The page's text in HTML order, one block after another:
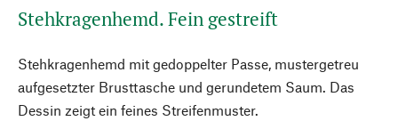
Stehkragenhemd. Fein gestreift
Stehkragenhemd mit gedoppelter Passe, mustergetreu
aufgesetzter Brusttasche und gerundetem Saum. Das
Dessin zeigt ein feines Streifenmuster.